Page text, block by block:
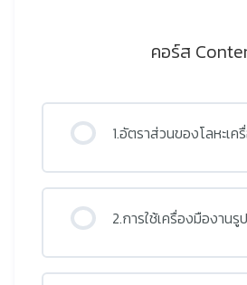
คอร์ส
1.อัตราส่วนของโลหะเค
2.การใช้เครื่องมืองาน